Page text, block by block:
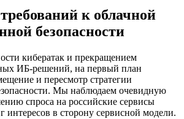
к облачной
безопасности
кибератак и прекращением
ИБ-решений, на первый план
и пересмотр стратегии
Мы наблюдаем очевидную
спроса на российские сервисы
интересов в сторону сервисной модели.